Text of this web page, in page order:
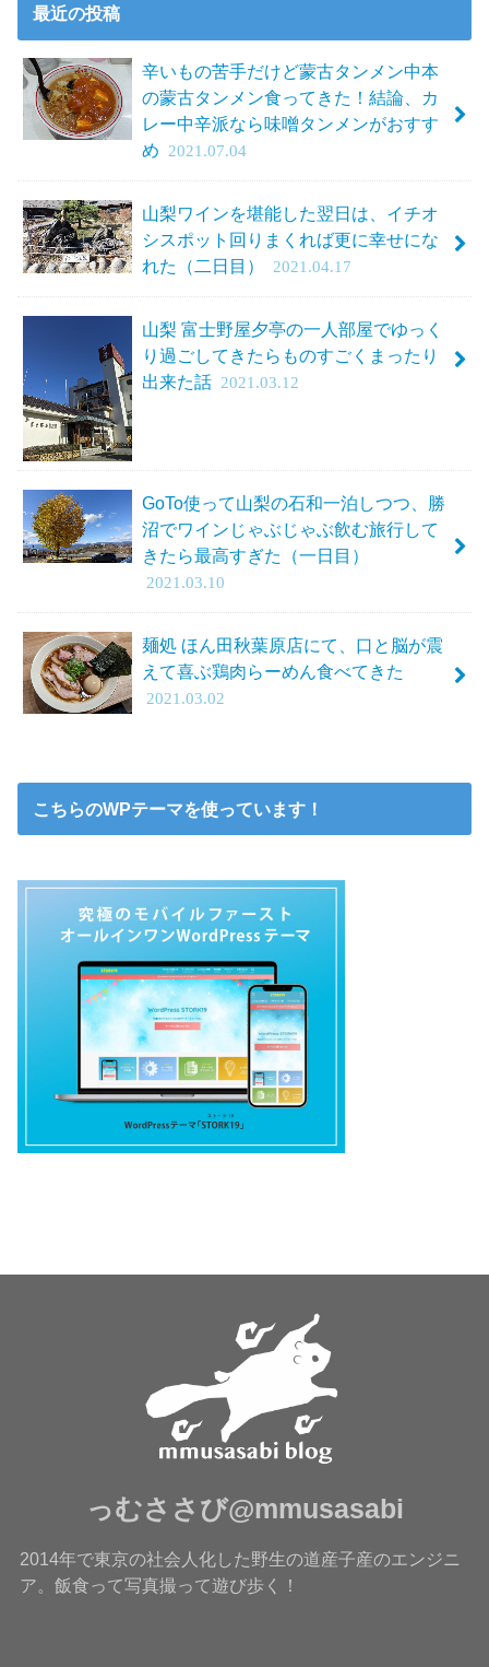
最近の投稿
辛いもの苦手だけど蒙古タンメン中本
の蒙古タンメン食ってきた！結論、カ
レー中辛派なら味噌タンメンがおすす
め
2021.07.04
山梨ワインを堪能した翌日は、イチオ
シスポット回りまくれば更に幸せにな
れた（二日目）
2021.04.17
山梨 富士野屋夕亭の一人部屋でゆっく
り過ごしてきたらものすごくまったり
出来た話 2021.03.12
GoTo使って山梨の石和一泊しつつ、勝
沼でワインじゃぶじゃぶ飲む旅行して
きたら最高すぎた（一日目）
2021.03.10
麺処 ほん田秋葉原店にて、口と脳が震
えて喜ぶ鶏肉らーめん食べてきた
2021.03.02
こちらのWPテーマを使っています！
っむささび@mmusasabi
2014年で東京の社会人化した野生の道産子産のエンジニ
ア。飯食って写真撮って遊び歩く！